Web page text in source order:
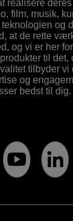
realisere
film, musik,
og
at de rette
og vi er her
til det,
tilbyder
og
bedst til dig.